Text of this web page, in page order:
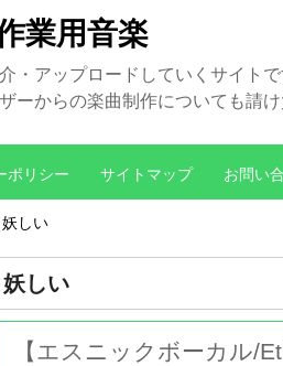
業用音楽
・アップロードしていくサイト
ーからの楽曲制作についても請
ポリシー サイトマップ お問い
妖しい
妖しい
【エスニックボーカル/